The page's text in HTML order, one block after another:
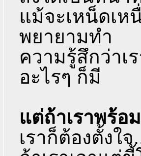
แม้จะเหน็ดเห
พยายามทำ
ความรู้สึกว่าเ
อะไรๆ ก็มี
แต่ถ้าเราพร้อ
เราก็ต้องตั้งใ